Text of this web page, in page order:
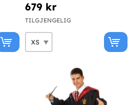
679 kr
TILGJENGELIG